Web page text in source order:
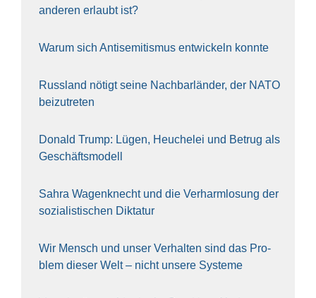
ande­ren erlaubt ist?
War­um sich Anti­se­mi­tis­mus ent­wi­ckeln konn­te
Russ­land nötigt sei­ne Nach­bar­län­der, der NATO
bei­zu­tre­ten
Donald Trump: Lügen, Heu­che­lei und Betrug als
Geschäfts­mo­dell
Sahra Wagen­knecht und die Ver­harm­lo­sung der
sozia­lis­ti­schen Dik­ta­tur
Wir Mensch und unser Ver­hal­ten sind das Pro­
blem die­ser Welt – nicht unse­re Sys‍te‍me